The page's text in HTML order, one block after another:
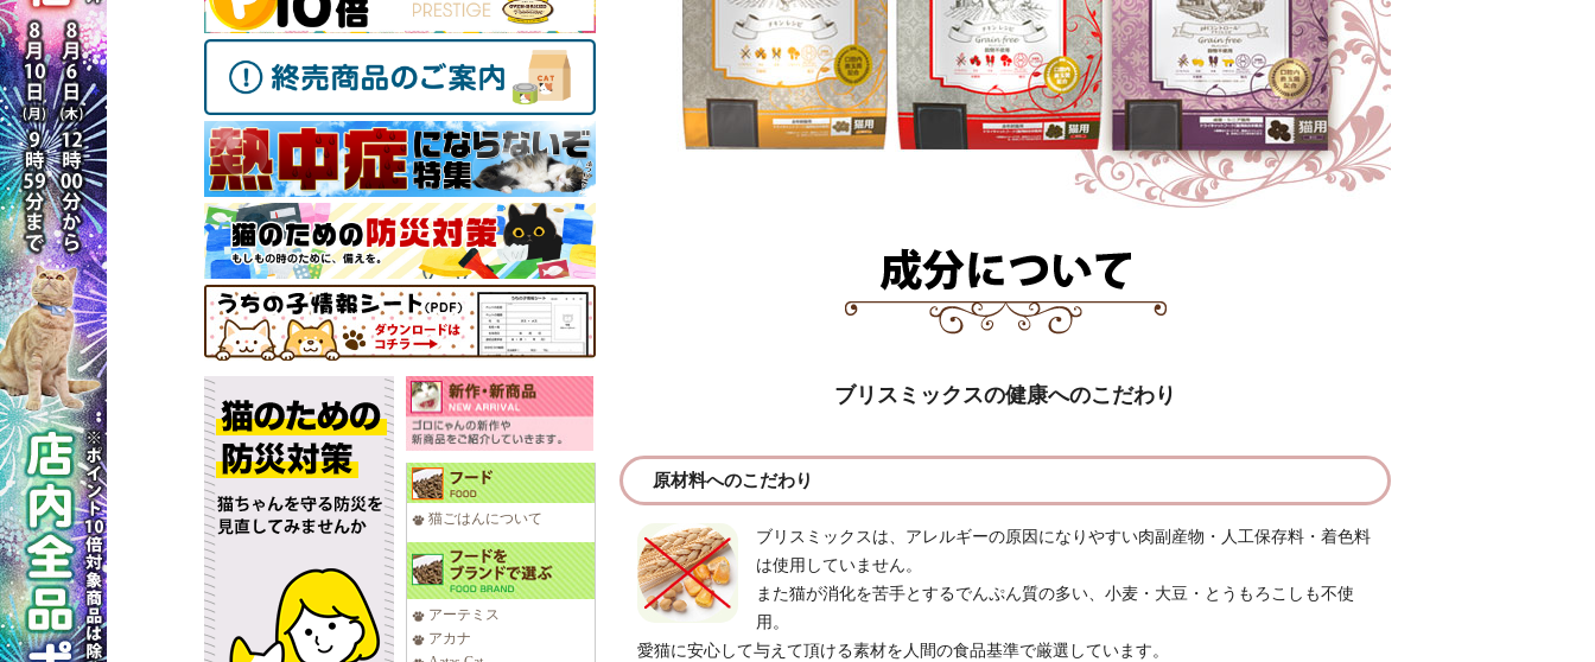
猫ごはんについて
アーテミス
アカナ
ブリスミックスの健康へのこだわり
原材料へのこだわり
ブリスミックスは、アレルギーの原因になりやすい肉副産物・人工保存料・着色料
は使用していません。
また猫が消化を苦手とするでんぷん質の多い、小麦・大豆・とうもろこしも不使
用。
愛猫に安心して与えて頂ける素材を人間の食品基準で厳選しています。